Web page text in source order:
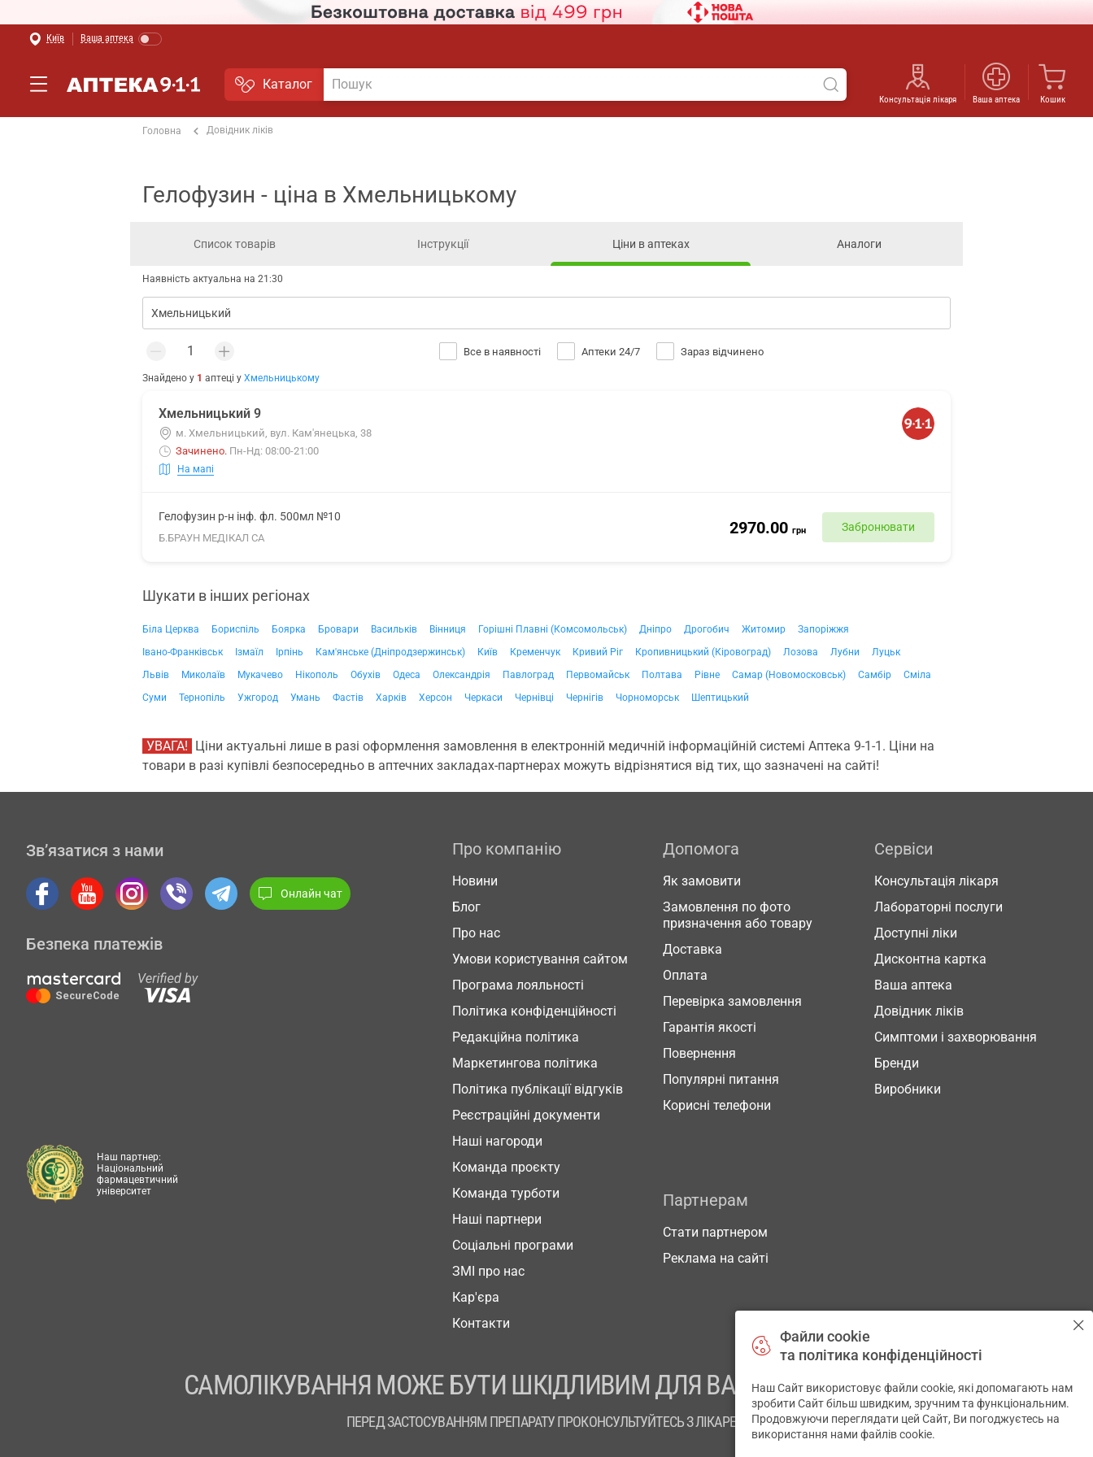
Київ Ваша аптека
Каталог
Консультація лікаря Ваша аптека Кошик
Головна Довідник ліків
Гелофузин - ціна в Хмельницькому
Список товарів Інструкції Ціни в аптеках Аналоги
Наявність актуальна на 21:30
Все в наявності Аптеки 24/7 Зараз відчинено
Знайдено у 1 аптеці у Хмельницькому
Хмельницький 9
м. Хмельницький, вул. Кам'янецька, 38
Зачинено. Пн-Нд: 08:00-21:00
На мапі
Гелофузин р-н інф. фл. 500мл №10
Б.БРАУН МЕДІКАЛ СА
2970.00 грн Забронювати
Шукати в інших регіонах
Біла Церква Бориспіль Боярка Бровари Васильків Вінниця Горішні Плавні (Комсомольськ) Дніпро Дрогобич Житомир
Запоріжжя
Івано-Франківськ
Ізмаїл Ірпінь Кам'янське (Дніпродзержинськ) Київ Кременчук Кривий Ріг Кропивницький (Кіровоград) Лозова Лубни
Луцьк
Львів
Миколаїв Мукачево Нікополь Обухів Одеса Олександрія Павлоград Первомайськ Полтава Рівне Самар (Новомосковськ) Самбір
Сміла
Суми
Тернопіль Ужгород Умань Фастів Харків Херсон Черкаси Чернівці Чернігів Чорноморськ Шептицький
УВАГА! Ціни актуальні лише в разі оформлення замовлення в електронній медичній інформаційній системі Аптека 9-1-1. Ціни на
товари в разі купівлі безпосередньо в аптечних закладах-партнерах можуть відрізнятися від тих, що зазначені на сайті!
Зв’язатися з нами
Онлайн чат
Безпека платежів
Про компанію
Новини
Блог
Про нас
Умови користування сайтом
Програма лояльності
Політика конфіденційності
Редакційна політика
Маркетингова політика
Політика публікації відгуків
Реєстраційні документи
Наші нагороди
Команда проєкту
Команда турботи
Наші партнери
Соціальні програми
ЗМІ про нас
Кар'єра
Контакти
Допомога
Як замовити
Замовлення по фото
призначення або товару
Доставка
Оплата
Перевірка замовлення
Гарантія якості
Повернення
Популярні питання
Корисні телефони
Сервіси
Консультація лікаря
Лабораторні послуги
Доступні ліки
Дисконтна картка
Ваша аптека
Довідник ліків
Симптоми і захворювання
Бренди
Виробники
Партнерам
Стати партнером
Реклама на сайті
Наш партнер:
Національний
фармацевтичний
університет
САМОЛІКУВАННЯ МОЖЕ БУТИ ШКІДЛИВИМ ДЛЯ ВАШОГО ЗДОРОВ’Я
ПЕРЕД ЗАСТОСУВАННЯМ ПРЕПАРАТУ ПРОКОНСУЛЬТУЙТЕСЬ З ЛІКАРЕМ
Файли cookie
та політика конфіденційності
Наш Сайт використовує файли cookie, які допомагають нам
зробити Сайт більш швидким, зручним та функціональним.
Продовжуючи переглядати цей Сайт, Ви погоджуєтесь на
використання нами файлів cookie.